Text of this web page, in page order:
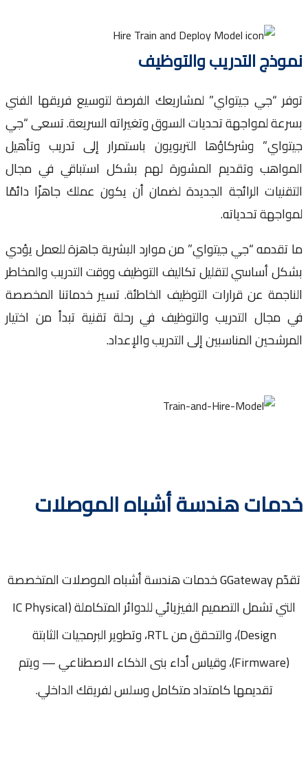
التدريب والتوظيف
“جي جيتواي” لمشاريعك الفرصة لتوسيع فريقها الفني
لمواجهة تحديات السوق وتغيراته السريعة. تسعى “جي
وشركاؤها التربويون باستمرار إلى تدريب وتأهيل
وتقديم المشورة لهم بشكل استباقي في مجال
الرائجة الجديدة لضمان أن يكون عملك جاهزًا دائمًا
تحدياته.
“جي جيتواي” من موارد البشرية جاهزة للعمل يؤدي
أساسي لتقليل تكاليف التوظيف ووقت التدريب والمخاطر
عن قرارات التوظيف الخاطئة. تسير خدماتنا المخصصة
التدريب والتوظيف في رحلة تقنية تبدأ من اختيار
المناسبين إلى التدريب والإعداد.
هندسة أشباه الموصلات
تقدّم GGateway خدمات هندسة أشباه الموصلات المتخصصة
التي تشمل التصميم الفيزيائي للدوائر المتكاملة (IC Physical
Design)، والتحقق من RTL، وتطوير البرمجيات الثابتة
(Firmware)، وقياس أداء بنى الذكاء الاصطناعي — ويتم
تقديمها كامتداد متكامل وسلس لفريقك الداخلي.